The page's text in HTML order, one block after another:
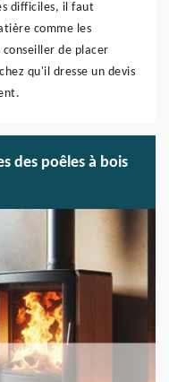
difficiles, il faut
comme les
conseiller de placer
qu'il dresse un devis
des poêles à bois